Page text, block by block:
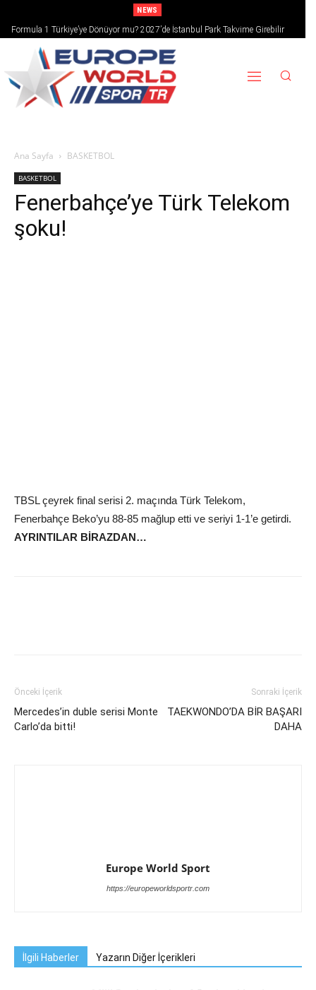
NEWS
Formula 1 Türkiye’ye Dönüyor mu? 2027’de İstanbul Park Takvime Girebilir
Ana Sayfa BASKETBOL
BASKETBOL
Fenerbahçe’ye Türk Telekom
şoku!
TBSL çeyrek final serisi 2. maçında Türk Telekom,
Fenerbahçe Beko’yu 88-85 mağlup etti ve seriyi 1-1’e getirdi.
AYRINTILAR BİRAZDAN…
Önceki İçerik
Mercedes’in duble serisi Monte
Carlo’da bitti!
Sonraki İçerik
TAEKWONDO’DA BİR BAŞARI
DAHA
Europe World Sport
https://europeworldsportr.com
İlgili Haberler Yazarın Diğer İçerikleri